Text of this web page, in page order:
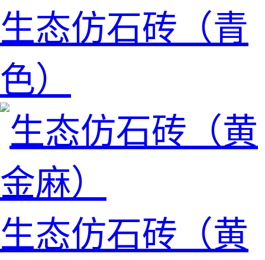
生态仿石砖（青
色）
生态仿石砖（黄